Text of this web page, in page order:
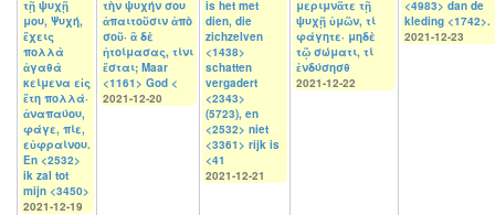
τῇ ψυχῇ
μου, Ψυχή,
ἔχεις
πολλὰ
ἀγαθὰ
κείμενα εἰς
ἔτη πολλά·
ἀναπαύου,
φάγε, πίε,
εὐφραίνου.
En <2532>
ik zal tot
mijn <3450>
2021-12-19
τὴν ψυχήν σου
ἀπαιτοῦσιν ἀπὸ
σοῦ· ἃ δὲ
ἡτοίμασας, τίνι
ἔσται; Maar
<1161> God <
2021-12-20
is het met
dien, die
zichzelven
<1438>
schatten
vergadert
<2343>
(5723), en
<2532> niet
<3361> rijk is
<41
2021-12-21
μεριμνᾶτε τῇ
ψυχῇ ὑμῶν, τί
φάγητε· μηδὲ
τῷ σώματι, τί
ἐνδύσησθ
2021-12-22
<4983> dan de
kleding <1742>.
2021-12-23